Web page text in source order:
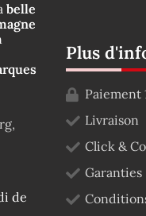
belle
de
Plus
Paiement
Livraison
Click &
Garanties